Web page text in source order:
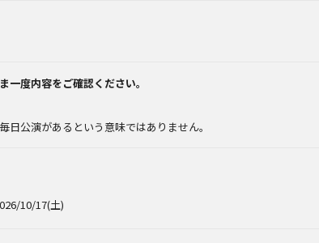
10/17(土)
一度内容をご確認ください。
公演があるという意味ではありません。